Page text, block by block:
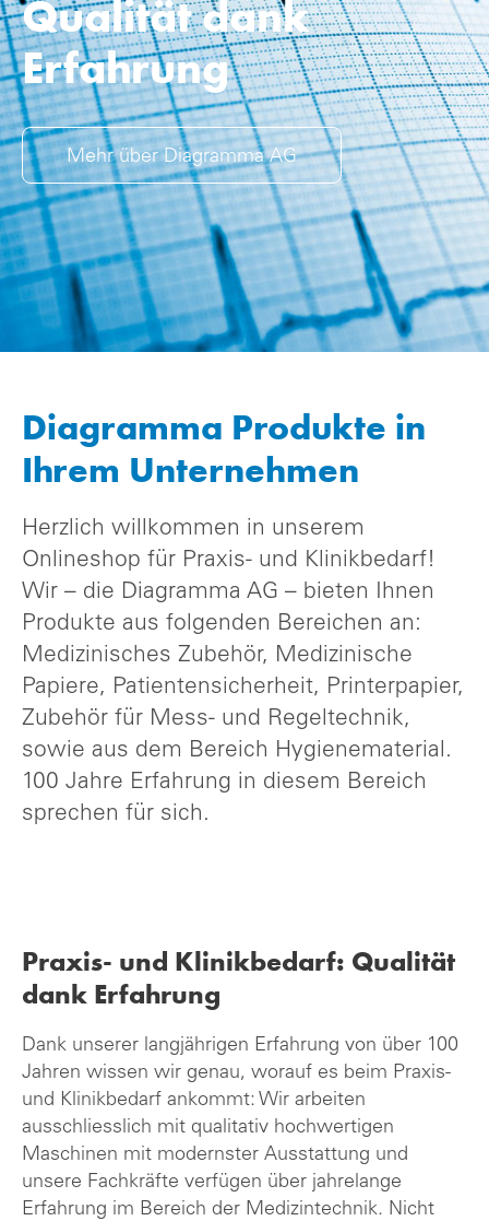
Qualität dank
Erfahrung
Mehr über Diagramma AG
Diagramma Produkte in
Ihrem Unternehmen
Herzlich willkommen in unserem
Onlineshop für Praxis- und Klinikbedarf!
Wir – die Diagramma AG – bieten Ihnen
Produkte aus folgenden Bereichen an:
Medizinisches Zubehör, Medizinische
Papiere, Patientensicherheit, Printerpapier,
Zubehör für Mess- und Regeltechnik,
sowie aus dem Bereich Hygienematerial.
100 Jahre Erfahrung in diesem Bereich
sprechen für sich.
Praxis- und Klinikbedarf: Qualität
dank Erfahrung
Dank unserer langjährigen Erfahrung von über 100
Jahren wissen wir genau, worauf es beim Praxis-
und Klinikbedarf ankommt: Wir arbeiten
ausschliesslich mit qualitativ hochwertigen
Maschinen mit modernster Ausstattung und
unsere Fachkräfte verfügen über jahrelange
Erfahrung im Bereich der Medizintechnik. Nicht